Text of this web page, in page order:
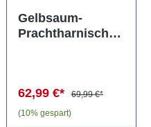
Gelbsaum-
Prachtharnischw
62,99 €*
69,99 €*
(10% gespart)